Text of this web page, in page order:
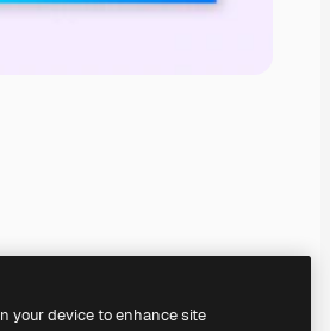
your device to enhance site